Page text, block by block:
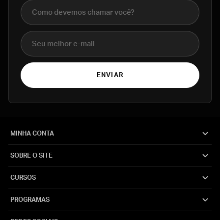
Nome completo
E-mail
ENVIAR
MINHA CONTA
SOBRE O SITE
CURSOS
PROGRAMAS